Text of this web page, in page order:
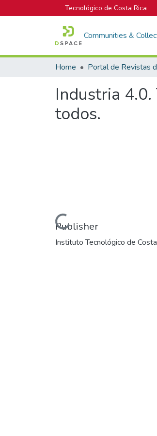
Tecnológico de Costa Rica
Communities &
Home
Industria
todos.
Loading...
Publisher
Instituto Tecnológico de